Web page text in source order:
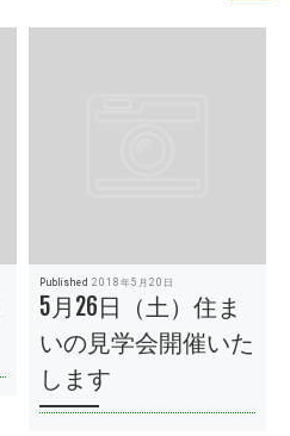
Published2018年5月20日
5月26日（土）住ま
いの見学会開催いた
します